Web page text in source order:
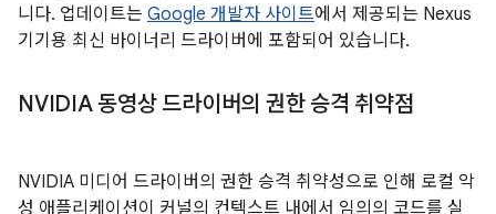
니다. 업데이트는 Google 개발자 사이트에서 제공되는 Nexus
기기용 최신 바이너리 드라이버에 포함되어 있습니다.
NVIDIA 동영상 드라이버의 권한 승격 취약점
NVIDIA 미디어 드라이버의 권한 승격 취약성으로 인해 로컬 악
성 애플리케이션이 커널의 컨텍스트 내에서 임의의 코드를 실